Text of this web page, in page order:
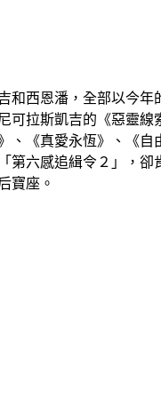
西恩潘，全部以今
拉斯凱吉的《惡靈
《真愛永恆》、《
第六感追緝令２」，卻
寶座。